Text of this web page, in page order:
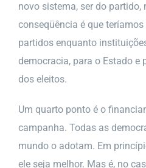
novo sistema, ser do partido,
conseqüência é que
partidos enquanto
democracia, para o Estado e
dos eleitos.
Um quarto ponto é o
campanha. Todas as
mundo o adotam. Em
ele seja melhor. Mas é, no